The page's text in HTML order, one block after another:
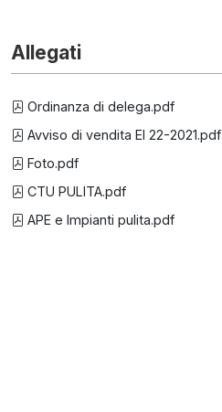
Allegati
Ordinanza di delega.pdf
Avviso di vendita EI 22-2021.pdf
Foto.pdf
CTU PULITA.pdf
APE e Impianti pulita.pdf